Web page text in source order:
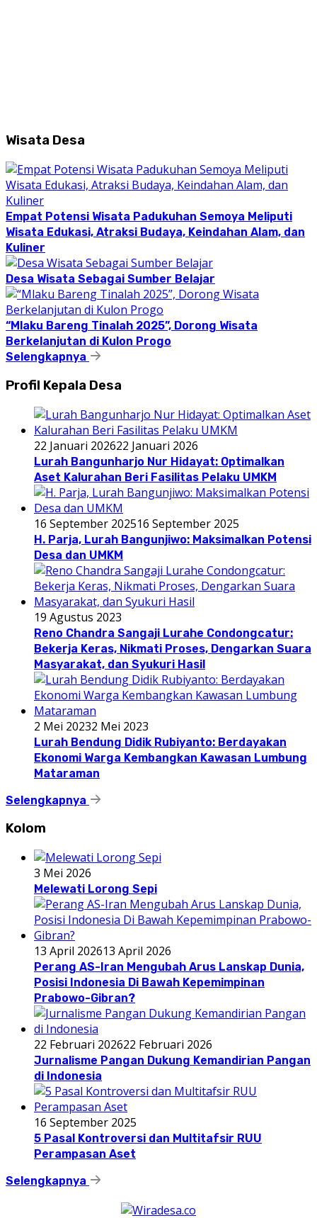
Wisata Desa
Empat Potensi Wisata Padukuhan Semoya Meliputi
Wisata Edukasi, Atraksi Budaya, Keindahan Alam, dan
Kuliner
Desa Wisata Sebagai Sumber Belajar
“Mlaku Bareng Tinalah 2025”, Dorong Wisata
Berkelanjutan di Kulon Progo
Selengkapnya
Profil Kepala Desa
22 Januari 202622 Januari 2026
Lurah Bangunharjo Nur Hidayat: Optimalkan
Aset Kalurahan Beri Fasilitas Pelaku UMKM
16 September 202516 September 2025
H. Parja, Lurah Bangunjiwo: Maksimalkan Potensi
Desa dan UMKM
19 Agustus 2023
Reno Chandra Sangaji Lurahe Condongcatur:
Bekerja Keras, Nikmati Proses, Dengarkan Suara
Masyarakat, dan Syukuri Hasil
2 Mei 20232 Mei 2023
Lurah Bendung Didik Rubiyanto: Berdayakan
Ekonomi Warga Kembangkan Kawasan Lumbung
Mataraman
Selengkapnya
Kolom
3 Mei 2026
Melewati Lorong Sepi
13 April 202613 April 2026
Perang AS-Iran Mengubah Arus Lanskap Dunia,
Posisi Indonesia Di Bawah Kepemimpinan
Prabowo-Gibran?
22 Februari 202622 Februari 2026
Jurnalisme Pangan Dukung Kemandirian Pangan
di Indonesia
16 September 2025
5 Pasal Kontroversi dan Multitafsir RUU
Perampasan Aset
Selengkapnya